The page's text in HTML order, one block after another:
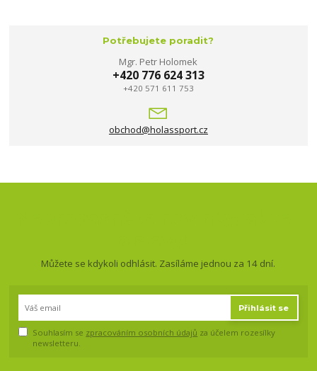
Potřebujete poradit?
Mgr. Petr Holomek
+420 776 624 313
+420 571 611 753
obchod@holassport.cz
Můžete se kdykoli odhlásit. Zasíláme jednou za 14 dní.
Přihlásit se
Souhlasím se zpracováním osobních údajů za účelem rozesílky
newsletteru.